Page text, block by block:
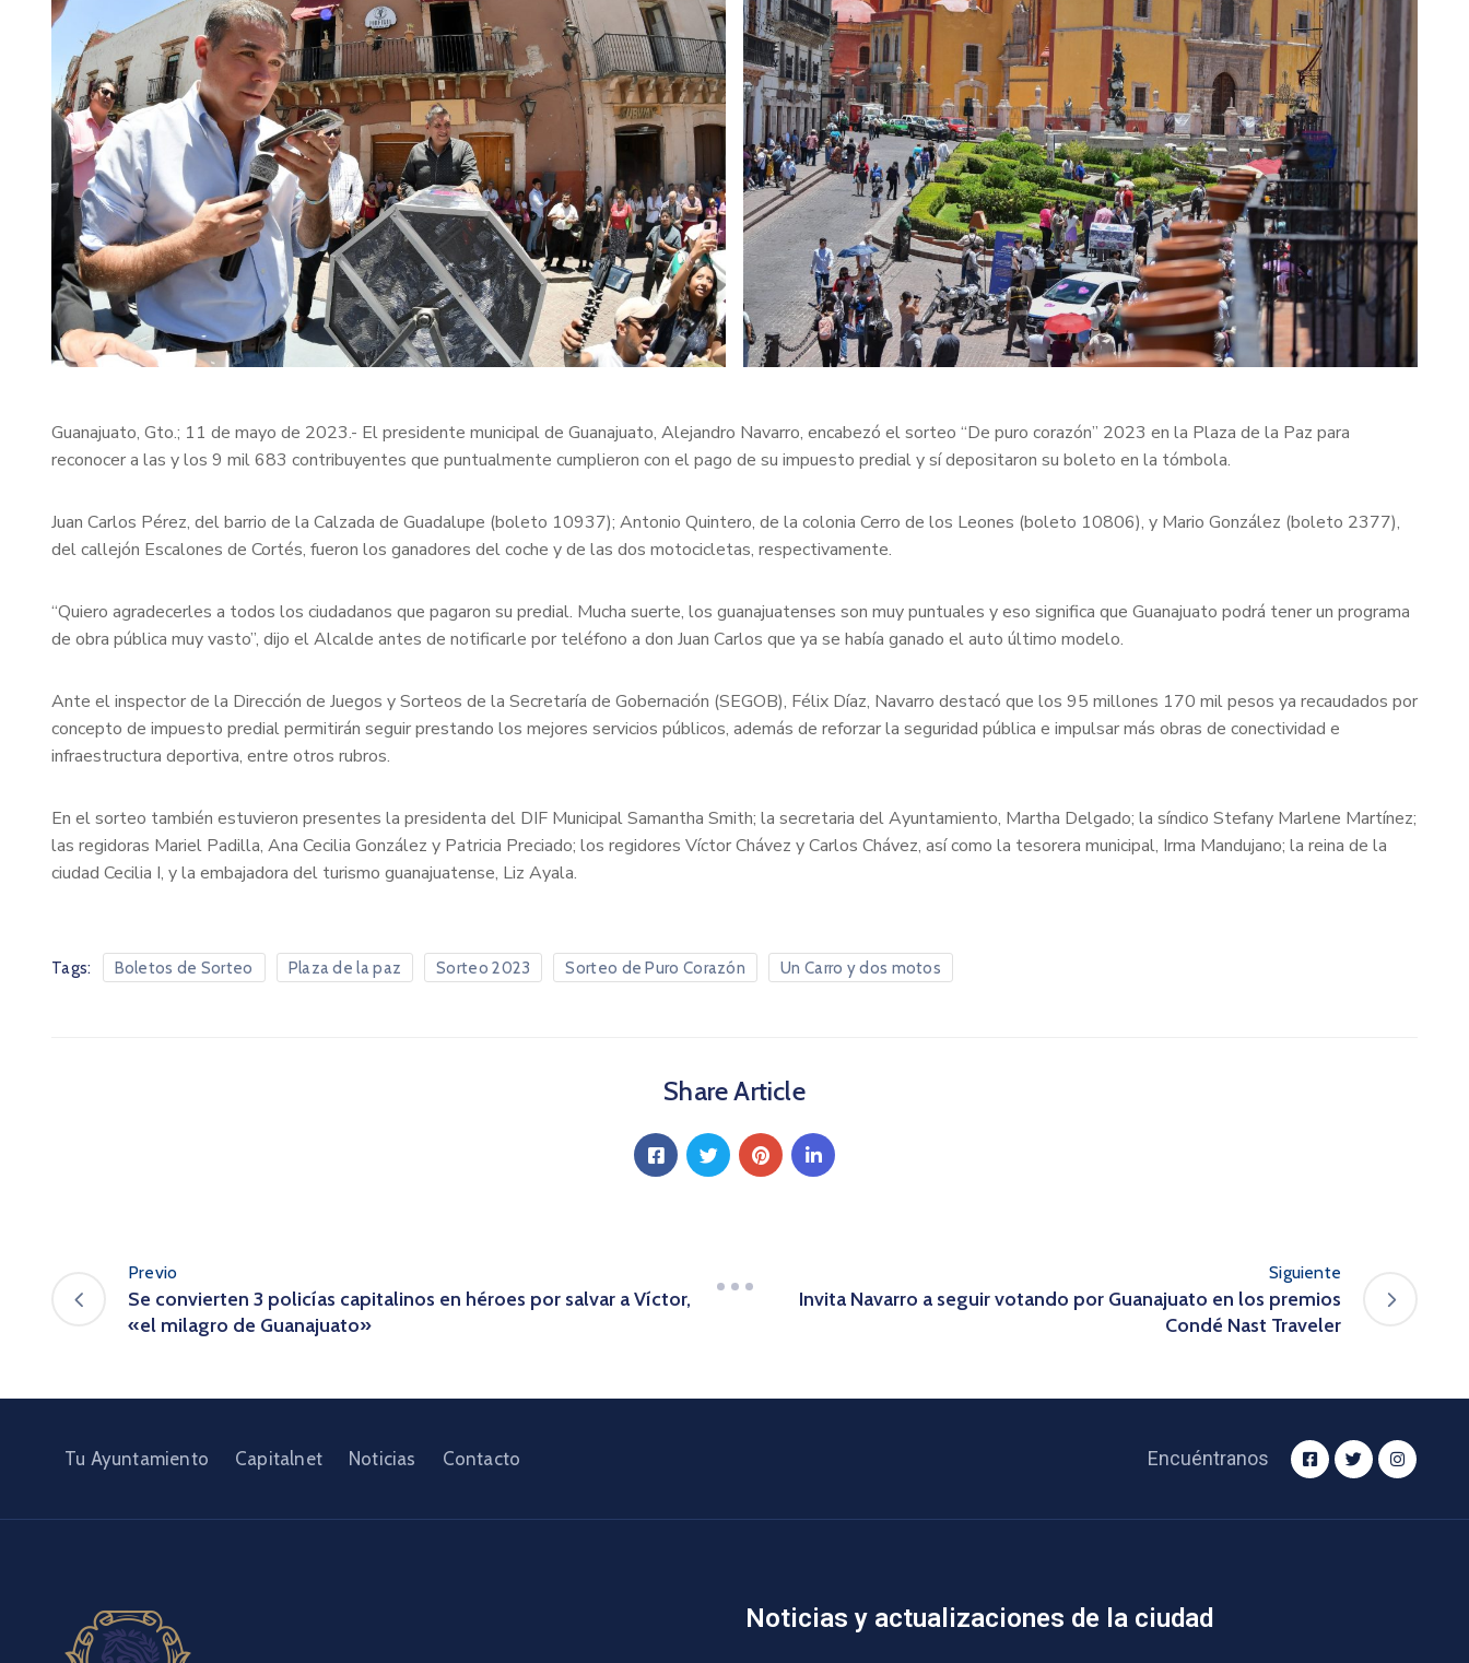
Guanajuato, Gto.; 11 de mayo de 2023.- El presidente municipal de Guanajuato, Alejandro Navarro, encabezó el sorteo “De puro corazón” 2023 en la Plaza de la Paz para
reconocer a las y los 9 mil 683 contribuyentes que puntualmente cumplieron con el pago de su impuesto predial y sí depositaron su boleto en la tómbola.
Juan Carlos Pérez, del barrio de la Calzada de Guadalupe (boleto 10937); Antonio Quintero, de la colonia Cerro de los Leones (boleto 10806), y Mario González (boleto 2377),
del callejón Escalones de Cortés, fueron los ganadores del coche y de las dos motocicletas, respectivamente.
“Quiero agradecerles a todos los ciudadanos que pagaron su predial. Mucha suerte, los guanajuatenses son muy puntuales y eso significa que Guanajuato podrá tener un programa
de obra pública muy vasto”, dijo el Alcalde antes de notificarle por teléfono a don Juan Carlos que ya se había ganado el auto último modelo.
Ante el inspector de la Dirección de Juegos y Sorteos de la Secretaría de Gobernación (SEGOB), Félix Díaz, Navarro destacó que los 95 millones 170 mil pesos ya recaudados por
concepto de impuesto predial permitirán seguir prestando los mejores servicios públicos, además de reforzar la seguridad pública e impulsar más obras de conectividad e
infraestructura deportiva, entre otros rubros.
En el sorteo también estuvieron presentes la presidenta del DIF Municipal Samantha Smith; la secretaria del Ayuntamiento, Martha Delgado; la síndico Stefany Marlene Martínez;
las regidoras Mariel Padilla, Ana Cecilia González y Patricia Preciado; los regidores Víctor Chávez y Carlos Chávez, así como la tesorera municipal, Irma Mandujano; la reina de la
ciudad Cecilia I, y la embajadora del turismo guanajuatense, Liz Ayala.
Tags: Boletos de Sorteo Plaza de la paz Sorteo 2023 Sorteo de Puro Corazón Un Carro y dos motos
Share Article
Previo
Se convierten 3 policías capitalinos en héroes por salvar a Víctor,
«el milagro de Guanajuato»
Siguiente
Invita Navarro a seguir votando por Guanajuato en los premios
Condé Nast Traveler
Tu Ayuntamiento Capitalnet Noticias Contacto Encuéntranos
Noticias y actualizaciones de la ciudad